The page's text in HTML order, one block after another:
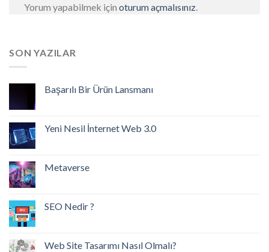
Yorum yapabilmek için oturum açmalısınız
SON YAZILAR
Başarılı Bir Ürün Lansmanı
Yeni Nesil İnternet Web 3.0
Metaverse
SEO Nedir ?
Web Site Tasarımı Nasıl Olmalı?